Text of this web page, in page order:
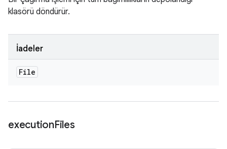
klasörü döndürür.
İadeler
File
executionFiles